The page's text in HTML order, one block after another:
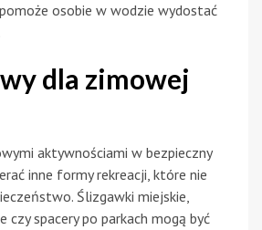
osobie w wodzie wydostać
dla zimowej
aktywnościami w bezpieczny
inne formy rekreacji, które nie
Ślizgawki miejskie,
czy spacery po parkach mogą być